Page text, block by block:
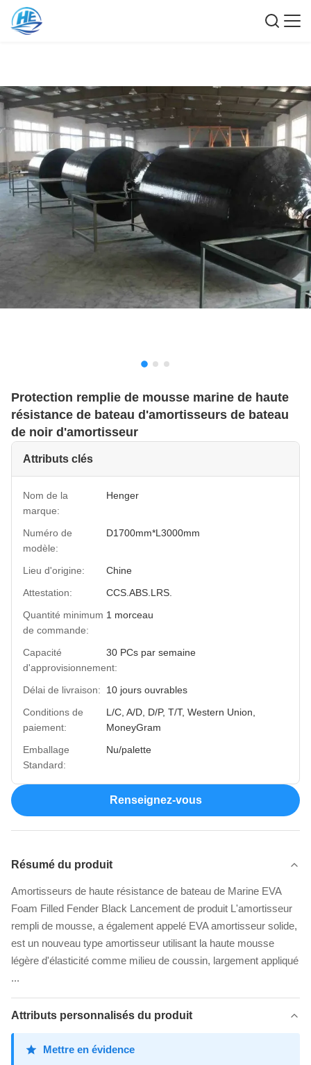
Protection remplie de mousse marine de haute
résistance de bateau d'amortisseurs de bateau
de noir d'amortisseur
Attributs clés
Nom de la
marque:
Henger
Numéro de
modèle:
D1700mm*L3000mm
Lieu d'origine:
Chine
Attestation:
CCS.ABS.LRS.
Quantité minimum
de commande:
1 morceau
Capacité
d'approvisionnement:
30 PCs par semaine
Délai de livraison:
10 jours ouvrables
Conditions de
paiement:
L/C, A/D, D/P, T/T, Western Union,
MoneyGram
Emballage
Standard:
Nu/palette
Renseignez-vous
Résumé du produit
Amortisseurs de haute résistance de bateau de Marine EVA
Foam Filled Fender Black Lancement de produit L'amortisseur
rempli de mousse, a également appelé EVA amortisseur solide,
est un nouveau type amortisseur utilisant la haute mousse
légère d'élasticité comme milieu de coussin, largement appliqué
...
Attributs personnalisés du produit
Mettre en évidence